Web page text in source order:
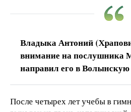
Владыка Антоний
внимание на послушника
направил его в
После четырех лет учебы в